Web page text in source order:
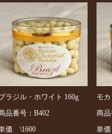
ラジル・ホワイト 160g
品番号：B402
価 \1600
モ
商
単